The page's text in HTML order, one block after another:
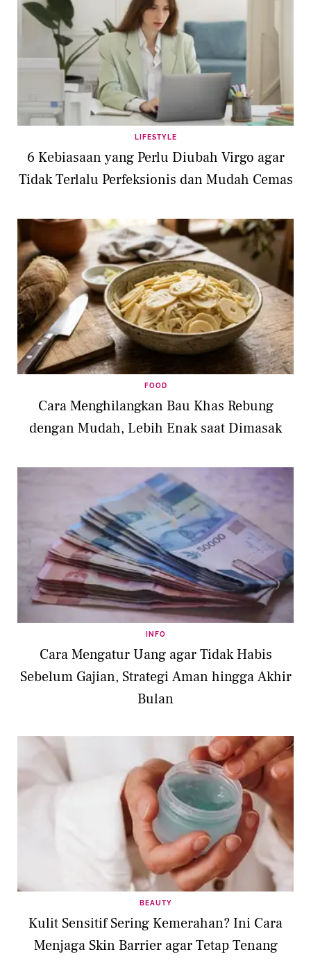
LIFESTYLE
6 Kebiasaan yang Perlu Diubah Virgo agar
Tidak Terlalu Perfeksionis dan Mudah Cemas
FOOD
Cara Menghilangkan Bau Khas Rebung
dengan Mudah, Lebih Enak saat Dimasak
INFO
Cara Mengatur Uang agar Tidak Habis
Sebelum Gajian, Strategi Aman hingga Akhir
Bulan
BEAUTY
Kulit Sensitif Sering Kemerahan? Ini Cara
Menjaga Skin Barrier agar Tetap Tenang